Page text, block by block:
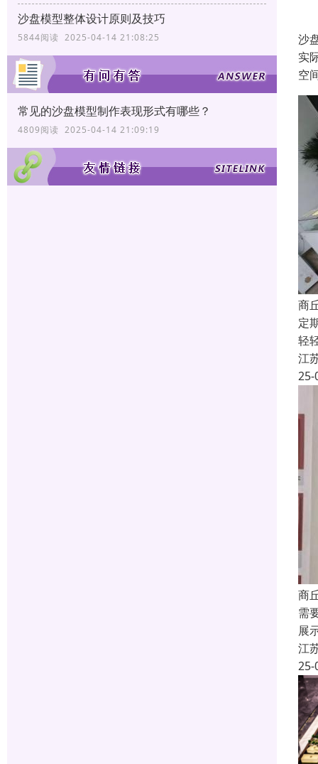
沙盘模型整体设计原则及技巧
5844阅读 2025-04-14 21:08:25
常见的沙盘模型制作表现形式有哪些？
4809阅读 2025-04-14 21:09:19
沙
实
空
商
定
轻
江
25-
商
需
展
江
25-